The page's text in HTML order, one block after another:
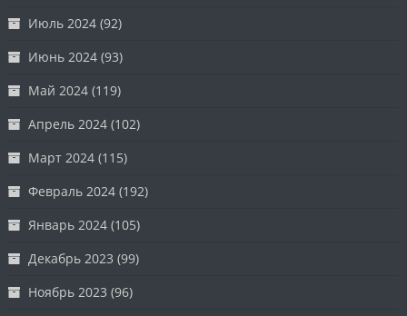
Июль 2024 (92)
Июнь 2024 (93)
Май 2024 (119)
Апрель 2024 (102)
Март 2024 (115)
Февраль 2024 (192)
Январь 2024 (105)
Декабрь 2023 (99)
Ноябрь 2023 (96)